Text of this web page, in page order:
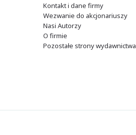
Kontakt i dane firmy
Wezwanie do akcjonariuszy
Nasi Autorzy
O firmie
Pozostałe strony wydawnictwa